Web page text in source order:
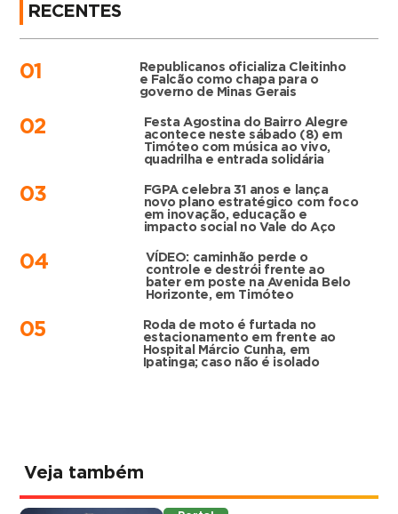
RECENTES
01
Republicanos oficializa Cleitinho
e Falcão como chapa para o
governo de Minas Gerais
02
Festa Agostina do Bairro Alegre
acontece neste sábado (8) em
Timóteo com música ao vivo,
quadrilha e entrada solidária
03
FGPA celebra 31 anos e lança
novo plano estratégico com foco
em inovação, educação e
impacto social no Vale do Aço
04
VÍDEO: caminhão perde o
controle e destrói frente ao
bater em poste na Avenida Belo
Horizonte, em Timóteo
05
Roda de moto é furtada no
estacionamento em frente ao
Hospital Márcio Cunha, em
Ipatinga; caso não é isolado
Veja também